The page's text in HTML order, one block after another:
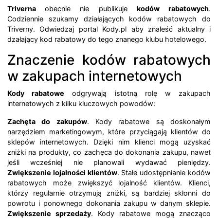
Trivernaobecnie nie publikuje kodów rabatowych.
Codziennie szukamy działających kodów rabatowych do
Triverny. Odwiedzaj portal Kody.pl aby znaleść aktualny i
dzałający kod rabatowy do tego znanego klubu hotelowego.
Znaczenie kodów rabatowych
w zakupach internetowych
Kody rabatowe odgrywają istotną rolę w zakupach
internetowych z kilku kluczowych powodów:
Zachęta do zakupów. Kody rabatowe są doskonałym
narzędziem marketingowym, które przyciągają klientów do
sklepów internetowych. Dzięki nim klienci mogą uzyskać
zniżki na produkty, co zachęca do dokonania zakupu, nawet
jeśli wcześniej nie planowali wydawać pieniędzy.
Zwiększenie lojalności klientów. Stałe udostępnianie kodów
rabatowych może zwiększyć lojalność klientów. Klienci,
którzy regularnie otrzymują zniżki, są bardziej skłonni do
powrotu i ponownego dokonania zakupu w danym sklepie.
Zwiększenie sprzedaży. Kody rabatowe mogą znacząco